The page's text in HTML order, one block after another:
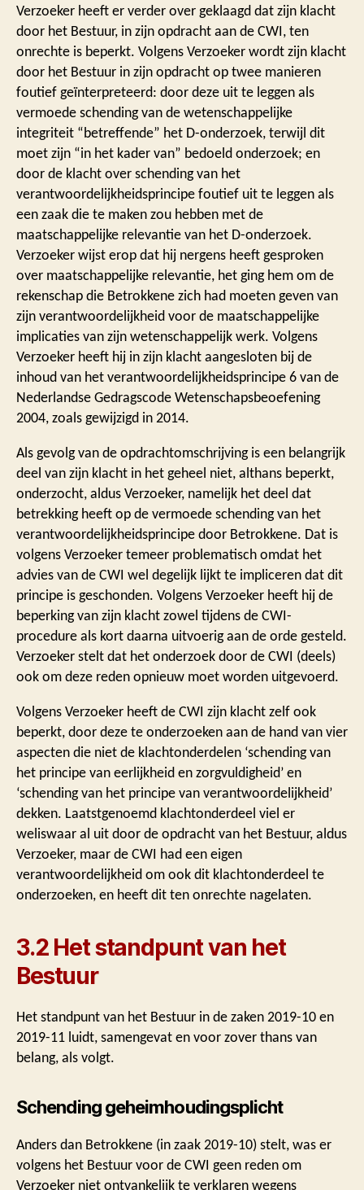
Verzoeker heeft er verder over geklaagd dat zijn klacht
door het Bestuur, in zijn opdracht aan de CWI, ten
onrechte is beperkt. Volgens Verzoeker wordt zijn klacht
door het Bestuur in zijn opdracht op twee manieren
foutief geïnterpreteerd: door deze uit te leggen als
vermoede schending van de wetenschappelijke
integriteit “betreffende” het D-onderzoek, terwijl dit
moet zijn “in het kader van” bedoeld onderzoek; en
door de klacht over schending van het
verantwoordelijkheidsprincipe foutief uit te leggen als
een zaak die te maken zou hebben met de
maatschappelijke relevantie van het D-onderzoek.
Verzoeker wijst erop dat hij nergens heeft gesproken
over maatschappelijke relevantie, het ging hem om de
rekenschap die Betrokkene zich had moeten geven van
zijn verantwoordelijkheid voor de maatschappelijke
implicaties van zijn wetenschappelijk werk. Volgens
Verzoeker heeft hij in zijn klacht aangesloten bij de
inhoud van het verantwoordelijkheidsprincipe 6 van de
Nederlandse Gedragscode Wetenschapsbeoefening
2004, zoals gewijzigd in 2014.
Als gevolg van de opdrachtomschrijving is een belangrijk
deel van zijn klacht in het geheel niet, althans beperkt,
onderzocht, aldus Verzoeker, namelijk het deel dat
betrekking heeft op de vermoede schending van het
verantwoordelijkheidsprincipe door Betrokkene. Dat is
volgens Verzoeker temeer problematisch omdat het
advies van de CWI wel degelijk lijkt te impliceren dat dit
principe is geschonden. Volgens Verzoeker heeft hij de
beperking van zijn klacht zowel tijdens de CWI-
procedure als kort daarna uitvoerig aan de orde gesteld.
Verzoeker stelt dat het onderzoek door de CWI (deels)
ook om deze reden opnieuw moet worden uitgevoerd.
Volgens Verzoeker heeft de CWI zijn klacht zelf ook
beperkt, door deze te onderzoeken aan de hand van vier
aspecten die niet de klachtonderdelen ‘schending van
het principe van eerlijkheid en zorgvuldigheid’ en
‘schending van het principe van verantwoordelijkheid’
dekken. Laatstgenoemd klachtonderdeel viel er
weliswaar al uit door de opdracht van het Bestuur, aldus
Verzoeker, maar de CWI had een eigen
verantwoordelijkheid om ook dit klachtonderdeel te
onderzoeken, en heeft dit ten onrechte nagelaten.
3.2 Het standpunt van het
Bestuur
Het standpunt van het Bestuur in de zaken 2019-10 en
2019-11 luidt, samengevat en voor zover thans van
belang, als volgt.
Schending geheimhoudingsplicht
Anders dan Betrokkene (in zaak 2019-10) stelt, was er
volgens het Bestuur voor de CWI geen reden om
Verzoeker niet ontvankelijk te verklaren wegens